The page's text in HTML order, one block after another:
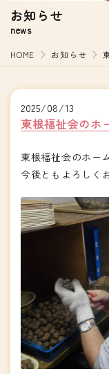
お知らせ
news
HOME お知らせ
2025/08/13
東根福祉会のホ
東根福祉会のホー
今後ともよろしく